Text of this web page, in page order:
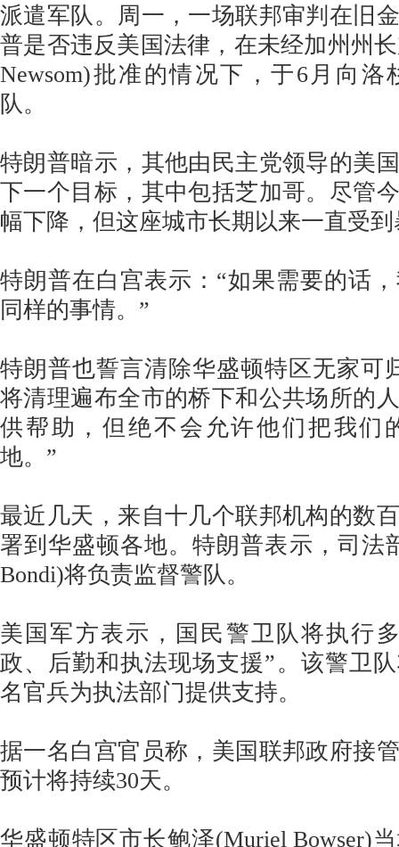
派遣军队。周一，一场联邦审判在旧
普是否违反美国法律，在未经加州州
Newsom)批准的情况下，于6月向
队。
特朗普暗示，其他由民主党领导的美
下一个目标，其中包括芝加哥。尽管
幅下降，但这座城市长期以来一直受
特朗普在白宫表示：“如果需要的话
同样的事情。”
特朗普也誓言清除华盛顿特区无家可
将清理遍布全市的桥下和公共场所的
供帮助，但绝不会允许他们把我们
地。”
最近几天，来自十几个联邦机构的数
署到华盛顿各地。特朗普表示，司法
Bondi)将负责监督警队。
美国军方表示，国民警卫队将执行
政、后勤和执法现场支援”。该警卫
名官兵为执法部门提供支持。
据一名白宫官员称，美国联邦政府接
预计将持续30天。
华盛顿特区市长鲍泽(Muriel Bowser)